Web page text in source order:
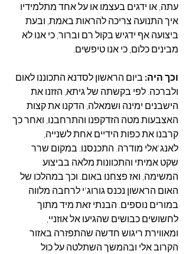
עתה, או ידגים בעצמו או על אחד מתלמידיו
איך התנועה צריכה להראות באמת, ובעת
ביצועה אף ידגיש בקול רם וברור, כי אנו לא
מבינים כלום, כי אנו טיפשים.
וכך היה: ביום הראשון לסדנא התכוננו לאום
ולברכה. לפי בקשתה של גיתא, הזזנו את
הישבנים ימינה ושמאלה, הדקנו את קצות
האצבעות מטה הזדקפנו והתרחבנו, ואחר כך
קרבנו את כפות הידיים אחת לשנייה,
לאנג'אלי מודרה. התכנסנו. במקום שרר
שקט אמיתי והתכוונות מלאה בביצוע
המשימה, ואז פצחנו באום. וכך במהלכו של
האום הראשון נכנס גורוג'י לרחבה מלווה
במורים נוספים. הבנתי זאת מיד מתוך
לחשושים כבושים שהגיעו אל אוזניי,
ומאווירת ריגוש חדשה שהתפזרה באזור
הקרוב אלי ובהמשך השתלטה על כול